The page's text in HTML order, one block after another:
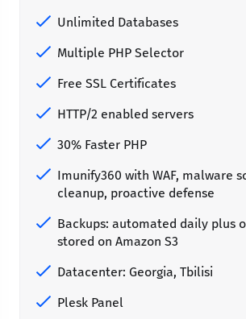
Unlimited Databases
Multiple PHP Selector
Free SSL Certificates
HTTP/2 enabled servers
30% Faster PHP
Imunify360 with WAF, malware
cleanup, proactive defense
Backups: automated daily plus
stored on Amazon S3
Datacenter: Georgia, Tbilisi
Plesk Panel